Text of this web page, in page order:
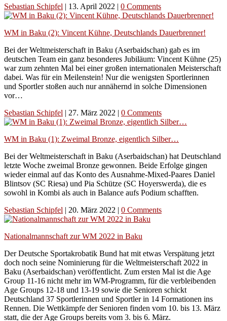
Sebastian Schipfel | 13. April 2022 | 0 Comments
WM in Baku (2): Vincent Kühne, Deutschlands Dauerbrenner!
Bei der Weltmeisterschaft in Baku (Aserbaidschan) gab es im
deutschen Team ein ganz besonderes Jubiläum: Vincent Kühne (25)
war zum zehnten Mal bei einer großen internationalen Meisterschaft
dabei. Was für ein Meilenstein! Nur die wenigsten Sportlerinnen
und Sportler stoßen auch nur annähernd in solche Dimensionen
vor…
Sebastian Schipfel | 27. März 2022 | 0 Comments
WM in Baku (1): Zweimal Bronze, eigentlich Silber…
Bei der Weltmeisterschaft in Baku (Aserbaidschan) hat Deutschland
letzte Woche zweimal Bronze gewonnen. Beide Erfolge gingen
wieder einmal auf das Konto des Ausnahme-Mixed-Paares Daniel
Blintsov (SC Riesa) und Pia Schütze (SC Hoyerswerda), die es
sowohl in Kombi als auch in Balance aufs Podium schafften.
Sebastian Schipfel | 20. März 2022 | 0 Comments
Nationalmannschaft zur WM 2022 in Baku
Der Deutsche Sportakrobatik Bund hat mit etwas Verspätung jetzt
doch noch seine Nominierung für die Weltmeisterschaft 2022 in
Baku (Aserbaidschan) veröffentlicht. Zum ersten Mal ist die Age
Group 11-16 nicht mehr im WM-Programm, für die verbleibenden
Age Groups 12-18 und 13-19 sowie die Senioren schickt
Deutschland 37 Sportlerinnen und Sportler in 14 Formationen ins
Rennen. Die Wettkämpfe der Senioren finden vom 10. bis 13. März
statt, die der Age Groups bereits vom 3. bis 6. März.